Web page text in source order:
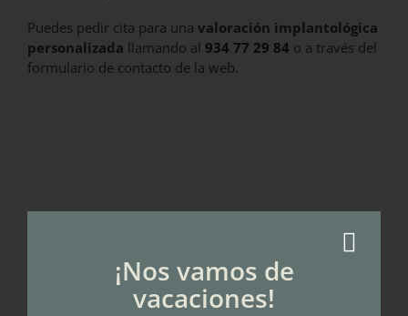
Puedes pedir cita para una valoración implantológica
personalizada llamando al 934 77 29 84 o a través del
formulario de contacto de la web.
¡Nos vamos de
vacaciones!